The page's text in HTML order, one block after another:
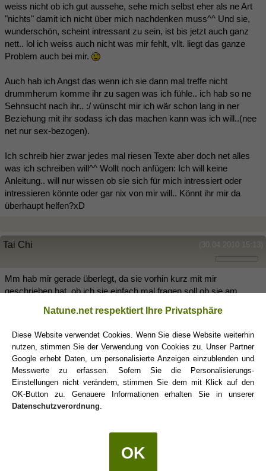
weiss nicht ob ich gut aussehe, sehe mich selbst eher als ne Art
"nichts" damit ich nicht über mich nachdenken muss^^ Und sie,
wunderschön, scheint intressant zu sein, ist bis jetzt auch ganz
nett.. lol ich weiss auch nicht was mir fehlt, vllt. liegt das ganze
Problem auch bei mir.
Auch hab ich Angst das wenn ich sie dann mal treffe nicht
drummherum komme ihr zu sagen was ich fühle.. ich hab so ne
Sehnsucht nach ihr.. :/ wünscht mir ich wär schon lang in ner
Beziehung mit ihr sodass ich das machen kann was ich will..(nee
net nur sex-bezogen).
Ich schreib hier zwar jedes mal riesen Texte aber doch net alles
was ich schreiben will^^ Wollt noch anfügen: Ich will keine
Anleitung.. will nur wissen ob sie sich für mich intressiert oder
intressieren könnte oder gar nix von mir will.. Könnt ihr mir da
überhaupt helfen?xD
(30.04.2010 15:13)
Tai Chi
Mm hab mir gerade überlegt, da sie vorhin kurz mit mir
geschrieben hat, ob ich sie einfach mal fragen soll ob sie am
dann aber abgebrochen weil ich mir wohl zuerst überlegen sollte
EDIT:
lol habs jetzt doch gemacht mal sehen was sie antwortet.. muss
ich wenigstens nicht weiter überlegen xD
Natune.net respektiert Ihre Privatsphäre
Diese Website verwendet Cookies. Wenn Sie diese Website weiterhin
nutzen, stimmen Sie der Verwendung von Cookies zu. Unser Partner
Google erhebt Daten, um personalisierte Anzeigen einzublenden und
Messwerte zu erfassen. Sofern Sie die Personalisierungs-
Einstellungen nicht verändern, stimmen Sie dem mit Klick auf den
OK-Button zu. Genauere Informationen erhalten Sie in unserer
Datenschutzverordnung.
OK